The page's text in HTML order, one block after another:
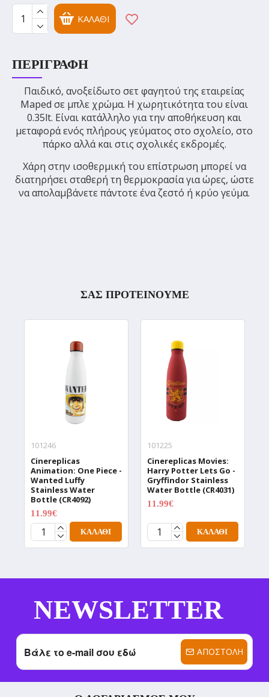
ΚΑΛΆΘΙ
ΠΕΡΙΓΡΑΦΉ
Παιδικό, ανοξείδωτο σετ φαγητού της εταιρείας
Maped σε μπλε χρώμα. H χωρητικότητα του είναι
0.35lt. Είναι κατάλληλο για την αποθήκευση και
μεταφορά ενός πλήρους γεύματος στο σχολείο, στο
πάρκο αλλά και στις σχολικές εκδρομές.
Χάρη στην ισοθερμική του επίστρωση μπορεί να
διατηρήσει σταθερή τη θερμοκρασία για ώρες, ώστε
να απολαμβάνετε πάντοτε ένα ζεστό ή κρύο γεύμα.
ΣΑΣ ΠΡΟΤΕΙΝΟΥΜΕ
101246
Cinereplicas
Animation: One Piece -
Wanted Luffy
Stainless Water
Bottle (CR4092)
11.99€
ΚΑΛΆΘΙ
101225
Cinereplicas Movies:
Harry Potter Lets Go -
Gryffindor Stainless
Water Bottle (CR4031)
11.99€
ΚΑΛΆΘΙ
NEWSLETTER
ΑΠΟΣΤΟΛΉ